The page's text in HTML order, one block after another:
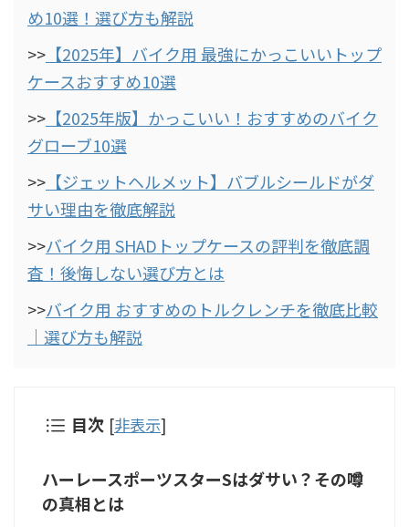
め10選！選び方も解説
>> 【2025年】バイク用 最強にかっこいいトップ
ケースおすすめ10選
>> 【2025年版】かっこいい！おすすめのバイク
グローブ10選
>> 【ジェットヘルメット】バブルシールドがダ
サい理由を徹底解説
>>バイク用 SHADトップケースの評判を徹底調
査！後悔しない選び方とは
>>バイク用 おすすめのトルクレンチを徹底比較
｜選び方も解説
目次 [非表示]
ハーレースポーツスターSはダサい？その噂
の真相とは